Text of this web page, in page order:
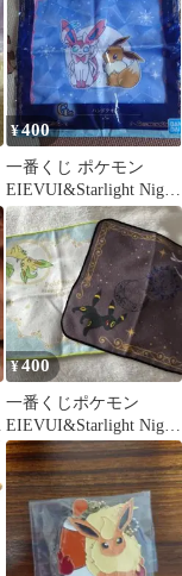
¥400
一番くじ ポケモン
EIEVUI&Starlight Night
ハンドタオル
¥400
一番くじポケモン
EIEVUI&Starlight Night
ハンカチ2枚